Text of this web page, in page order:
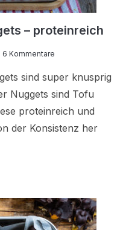
– proteinreich
6 Kommentare
sind super knusprig
Nuggets sind Tofu
proteinreich und
der Konsistenz her